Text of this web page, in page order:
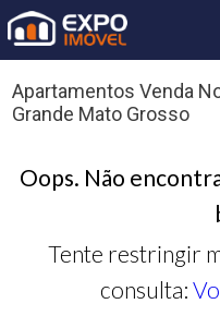
Apartamentos Venda
Grande Mato Grosso
Oops. Não
Tente restringir
consulta: